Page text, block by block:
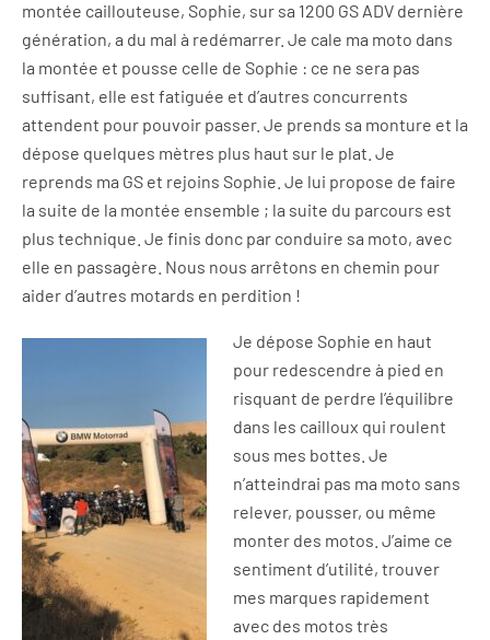
montée caillouteuse, Sophie, sur sa 1200 GS ADV dernière
génération, a du mal à redémarrer. Je cale ma moto dans
la montée et pousse celle de Sophie : ce ne sera pas
suffisant, elle est fatiguée et d’autres concurrents
attendent pour pouvoir passer. Je prends sa monture et la
dépose quelques mètres plus haut sur le plat. Je
reprends ma GS et rejoins Sophie. Je lui propose de faire
la suite de la montée ensemble ; la suite du parcours est
plus technique. Je finis donc par conduire sa moto, avec
elle en passagère. Nous nous arrêtons en chemin pour
aider d’autres motards en perdition !
Je dépose Sophie en haut
pour redescendre à pied en
risquant de perdre l’équilibre
dans les cailloux qui roulent
sous mes bottes. Je
n’atteindrai pas ma moto sans
relever, pousser, ou même
monter des motos. J’aime ce
sentiment d’utilité, trouver
mes marques rapidement
avec des motos très